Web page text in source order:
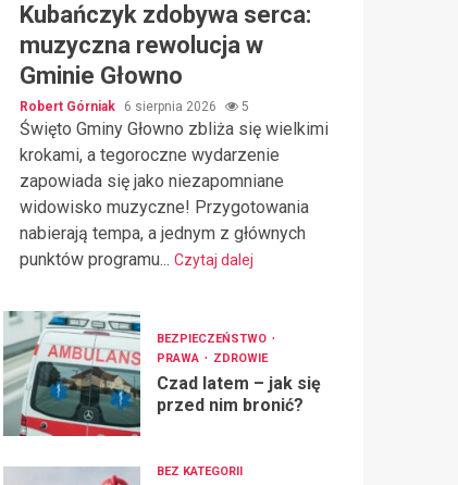
Kubańczyk zdobywa serca:
muzyczna rewolucja w
Gminie Głowno
Robert Górniak 6 sierpnia 2026 5
Święto Gminy Głowno zbliża się wielkimi
krokami, a tegoroczne wydarzenie
zapowiada się jako niezapomniane
widowisko muzyczne! Przygotowania
nabierają tempa, a jednym z głównych
punktów programu... Czytaj dalej
BEZPIECZEŃSTWO
PRAWA
ZDROWIE
Czad latem – jak się
przed nim bronić?
BEZ KATEGORII